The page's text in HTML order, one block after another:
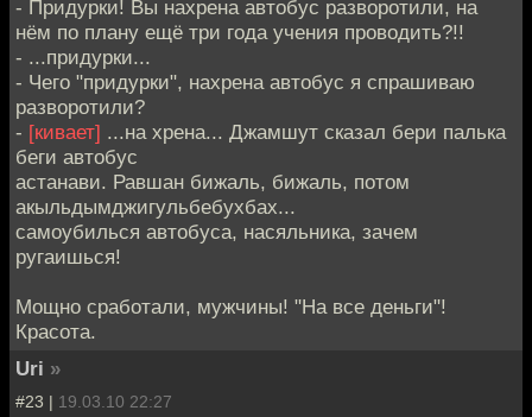
- Придурки! Вы нахрена автобус разворотили, на
нём по плану ещё три года учения проводить?!!
- ...придурки...
- Чего "придурки", нахрена автобус я спрашиваю
разворотили?
- [кивает] ...на хрена... Джамшут сказал бери палька
беги автобус
астанави. Равшан бижаль, бижаль, потом
акыльдымджигульбебухбах...
самоубилься автобуса, насяльника, зачем
ругаишься!
Мощно сработали, мужчины! "На все деньги"!
Красота.
Uri »
#23 | 19.03.10 22:27